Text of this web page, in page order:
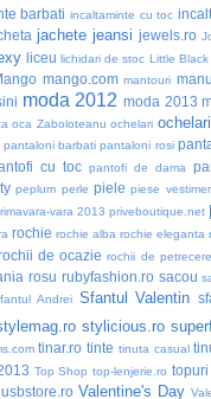
barbati incaltaminte cu toc
jachete jeansi jewels.ro
liceu lichidari de stoc Little Black
mango.com mantouri
moda 2012 moda 2013
oca Zaboloteanu ochelari
pantaloni barbati pantaloni rosi
cu toc pantofi de dama
peplum perle piele piese
vara 2013 priveboutique.net
rochie rochie alba rochie eleganta
de ocazie rochii de petrecere
rosu rubyfashion.ro sacou
Andrei Sfantul Valentin
stylicious.ro
tinar.ro tinte tinuta casual
Top Shop top-lenjerie.ro topuri
usbstore.ro Valentine's Day